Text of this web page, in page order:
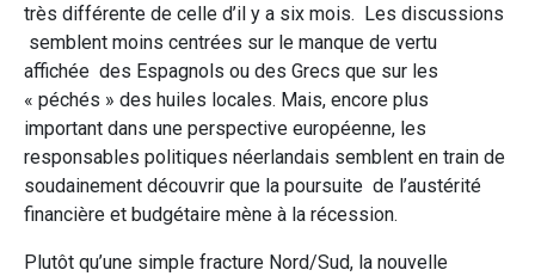
très différente de celle d’il y a six mois. Les discussions
semblent moins centrées sur le manque de vertu
affichée des Espagnols ou des Grecs que sur les
« péchés » des huiles locales. Mais, encore plus
important dans une perspective européenne, les
responsables politiques néerlandais semblent en train de
soudainement découvrir que la poursuite de l’austérité
financière et budgétaire mène à la récession.
Plutôt qu’une simple fracture Nord/Sud, la nouvelle